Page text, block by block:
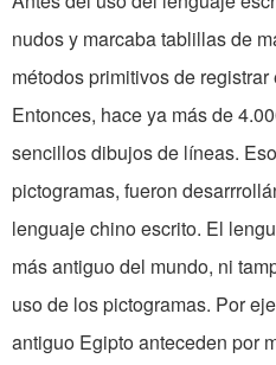
nudos y marcaba tablillas de
métodos primitivos de
Entonces, hace ya más de
sencillos dibujos de líneas.
pictogramas, fueron
lenguaje chino escrito. El
más antiguo del mundo, ni
uso de los pictogramas. Por
antiguo Egipto anteceden por